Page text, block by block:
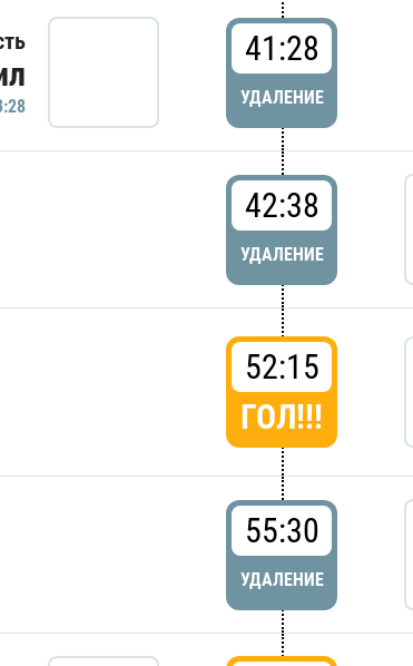
41:28
УДАЛЕНИЕ
42:38
УДАЛЕНИЕ
52:15
ГОЛ!!!
55:30
УДАЛЕНИЕ